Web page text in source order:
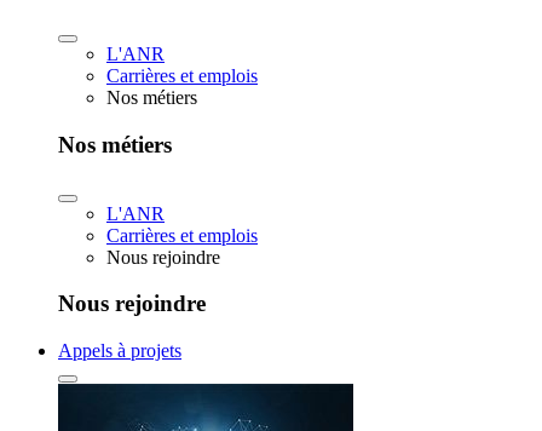
L'ANR
Carrières et emplois
Nos métiers
Nos métiers
L'ANR
Carrières et emplois
Nous rejoindre
Nous rejoindre
Appels à projets